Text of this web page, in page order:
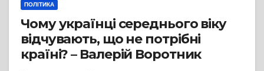
ПОЛІТИКА
Чому українці середнього віку
відчувають, що не потрібні
країні? – Валерій Воротник